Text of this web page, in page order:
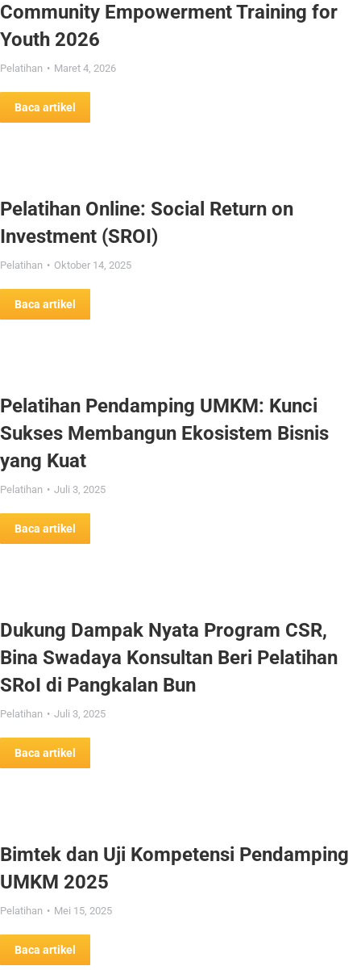
Community Empowerment Training for
Youth 2026
Pelatihan Maret 4, 2026
Baca artikel
Pelatihan Online: Social Return on
Investment (SROI)
Pelatihan Oktober 14, 2025
Baca artikel
Pelatihan Pendamping UMKM: Kunci
Sukses Membangun Ekosistem Bisnis
yang Kuat
Pelatihan Juli 3, 2025
Baca artikel
Dukung Dampak Nyata Program CSR,
Bina Swadaya Konsultan Beri Pelatihan
SRoI di Pangkalan Bun
Pelatihan Juli 3, 2025
Baca artikel
Bimtek dan Uji Kompetensi Pendamping
UMKM 2025
Pelatihan Mei 15, 2025
Baca artikel